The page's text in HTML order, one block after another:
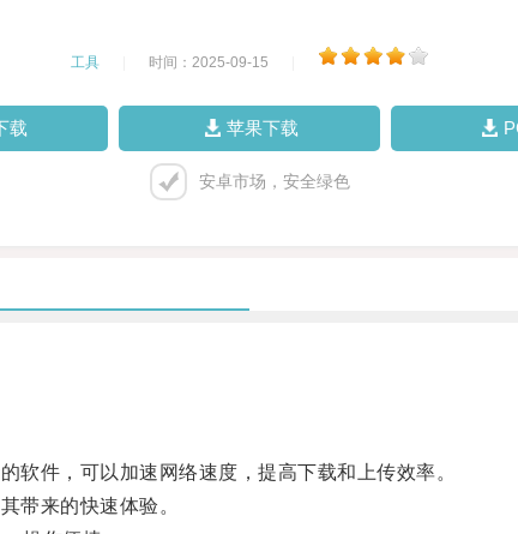
工具 时间：2025-09-15
载 苹果下载
安卓市场，安全绿色
件，可以加速网络速度，提高下载和上传效率。
来的快速体验。